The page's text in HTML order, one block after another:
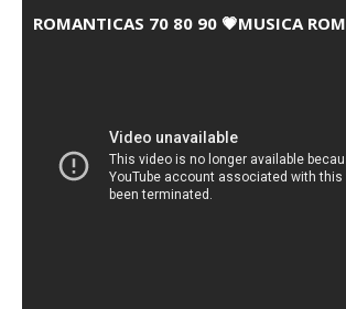
ROMANTICAS 70 80 90 💗MUSICA ROM